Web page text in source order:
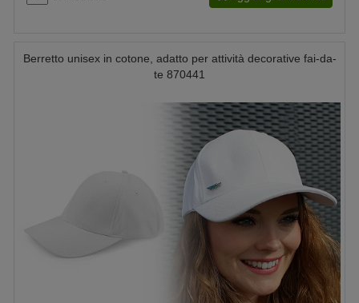
Berretto unisex in cotone, adatto per attività decorative fai-da-
te 870441